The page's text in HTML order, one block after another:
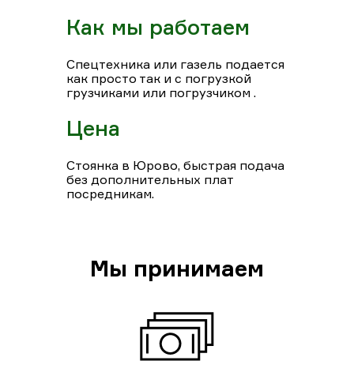
Как мы работаем
Спецтехника или газель подается
как просто так и с погрузкой
грузчиками или погрузчиком .
Цена
Стоянка в Юрово, быстрая подача
без дополнительных плат
посредникам.
Мы принимаем